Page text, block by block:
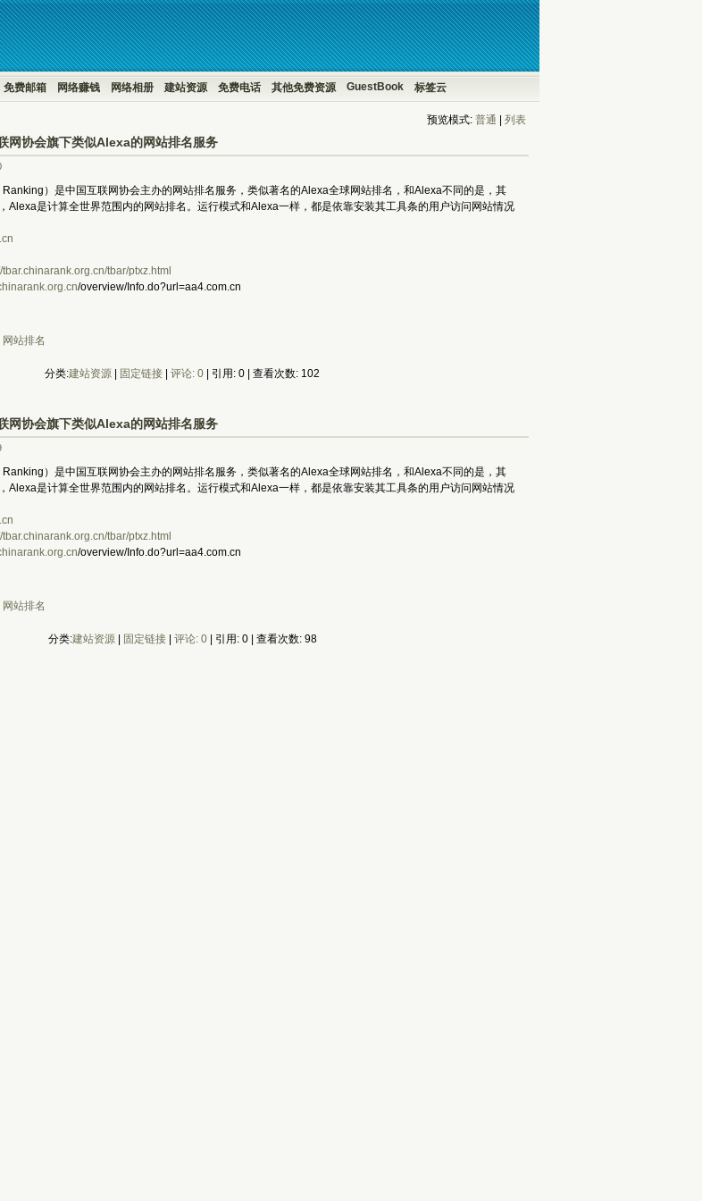
免费邮箱 网络赚钱 网络相册 建站资源 免费电话 其他免费资源 GuestBook 标签云
预览模式: 普通 列表
网协会旗下类似Alexa的网站排名服务
）是中国互联网协会主办的网站排名服务，类似著名的Alexa全球网站排名，和Alexa不同的是，其
Alexa是计算全世界范围内的网站排名。运行模式和Alexa一样，都是依靠安装其工具条的用户访问网站情况
tbar.chinarank.org.cn/tbar/ptxz.html
/overview/Info.do?url=aa4.com.cn
网站排名
分类:建站资源 固定链接 评论: 0 | 引用: 0 | 查看次数: 102
网协会旗下类似Alexa的网站排名服务
）是中国互联网协会主办的网站排名服务，类似著名的Alexa全球网站排名，和Alexa不同的是，其
Alexa是计算全世界范围内的网站排名。运行模式和Alexa一样，都是依靠安装其工具条的用户访问网站情况
tbar.chinarank.org.cn/tbar/ptxz.html
/overview/Info.do?url=aa4.com.cn
网站排名
分类:建站资源| 固定链接| 评论: 0| 引用: 0 | 查看次数: 98